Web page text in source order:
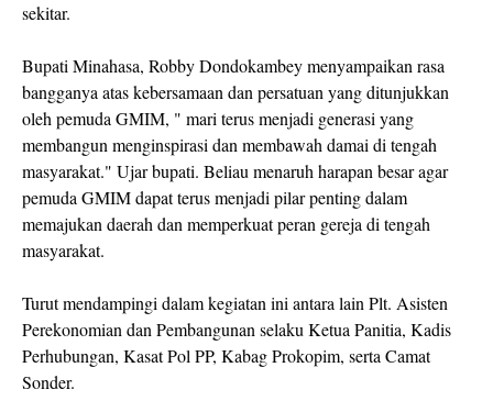
sekitar.
Bupati Minahasa, Robby Dondokambey menyampaikan rasa
bangganya atas kebersamaan dan persatuan yang ditunjukkan
oleh pemuda GMIM, " mari terus menjadi generasi yang
membangun menginspirasi dan membawah damai di tengah
masyarakat." Ujar bupati. Beliau menaruh harapan besar agar
pemuda GMIM dapat terus menjadi pilar penting dalam
memajukan daerah dan memperkuat peran gereja di tengah
masyarakat.
Turut mendampingi dalam kegiatan ini antara lain Plt. Asisten
Perekonomian dan Pembangunan selaku Ketua Panitia, Kadis
Perhubungan, Kasat Pol PP, Kabag Prokopim, serta Camat
Sonder.